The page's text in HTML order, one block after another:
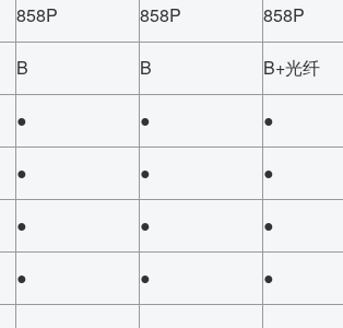
858P 858P 858P
B B B+光纤
● ● ●
● ● ●
● ● ●
● ● ●